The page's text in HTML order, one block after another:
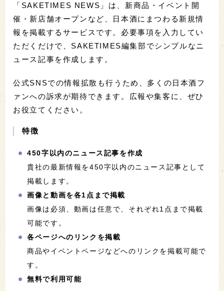
「SAKETIMES NEWS」は、新商品・イベント開
催・新店舗オープンなど、日本酒にまつわる新規情
報を掲載するサービスです。必要事項を入力してい
ただくだけで、SAKETIMES編集部でシンプルなニ
ュース記事を作成します。
公式SNSでの情報拡散も行うため、多くの日本酒フ
ァンへの訴求が期待できます。広報や集客に、ぜひ
お役立てください。
特徴
450字以内のニュース記事を作成
貴社の最新情報を450字以内のニュース記事として
掲載します。
画像と動画を各1点まで掲載
画像は必須、動画は任意で、それぞれ1点まで掲載
可能です。
各ページへのリンクを掲載
商品やイベントページなどへのリンクを掲載可能で
す。
無料で利用可能